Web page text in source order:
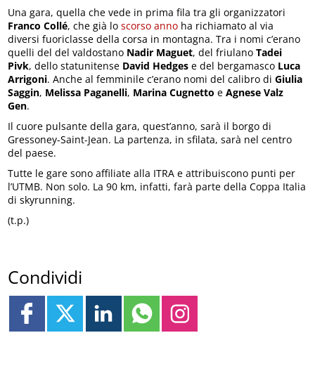
Una gara, quella che vede in prima fila tra gli organizzatori
Franco Collé, che già loscorso anno ha richiamato al via
diversi fuoriclasse della corsa in montagna. Tra i nomi c’erano
quelli del del valdostano Nadir Maguet, del friulanoTadei
Pivk, dello statunitense David Hedges e del bergamasco Luca
Arrigoni. Anche al femminile c’erano nomi del calibro diGiulia
Saggin, Melissa Paganelli, Marina Cugnetto eAgnese Valz
Gen.
Il cuore pulsante della gara, quest’anno, sarà il borgo di
Gressoney-Saint-Jean. La partenza, in sfilata, sarà nel centro
del paese.
Tutte le gare sono affiliate alla ITRA e attribuiscono punti per
l’UTMB. Non solo. La 90 km, infatti, farà parte della Coppa Italia
di skyrunning.
(t.p.)
Condividi